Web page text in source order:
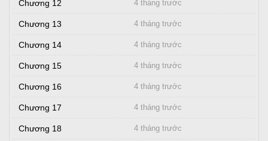
Chương 12 4 tháng trước
Chương 13 4 tháng trước
Chương 14 4 tháng trước
Chương 15 4 tháng trước
Chương 16 4 tháng trước
Chương 17 4 tháng trước
Chương 18 4 tháng trước